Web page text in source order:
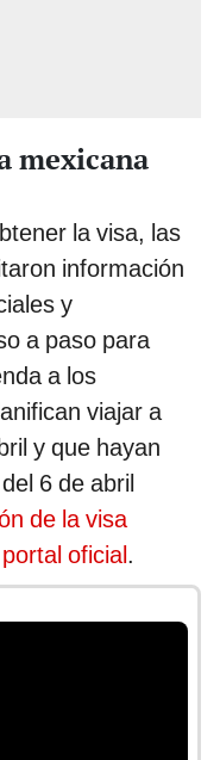
mexicana
la visa, las
información
y
a paso para
a los
viajar a
y que hayan
6 de abril
de la visa
oficial.